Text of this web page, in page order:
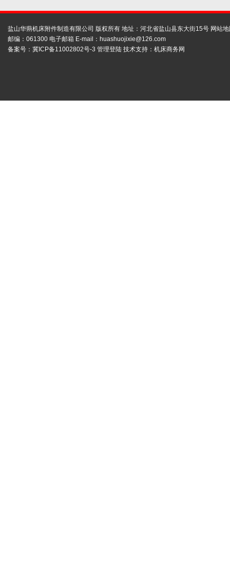
盐山华蒴机床附件制造有限公司 版权所有 地址：河北省盐山县东大街15号 网站
邮编：061300 电子邮箱 E-mail： huashuojixie@126.com
备案号： 冀ICP备11002802号-3 管理登陆 技术支持： 机床商务网